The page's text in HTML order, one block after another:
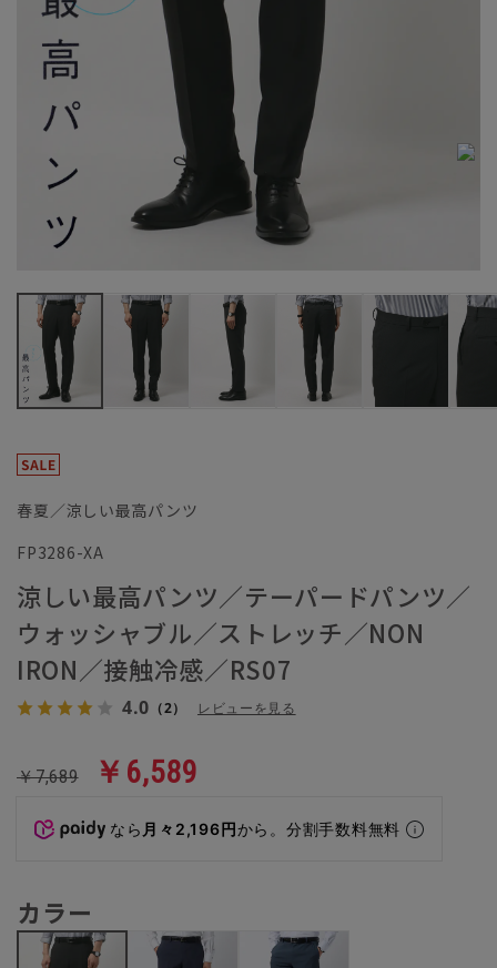
春夏／涼しい最高パンツ
FP3286-XA
涼しい最高パンツ／テーパードパンツ／
ウォッシャブル／ストレッチ／NON
IRON／接触冷感／RS07
4.0 （2） レビューを見る
￥7,689 ￥6,589
なら 月々2,196円から。分割手数料無料
カラー